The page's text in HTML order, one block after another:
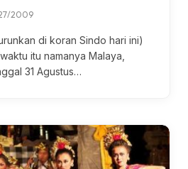
2009
di koran Sindo hari ini)
itu namanya Malaya,
31 Agustus…